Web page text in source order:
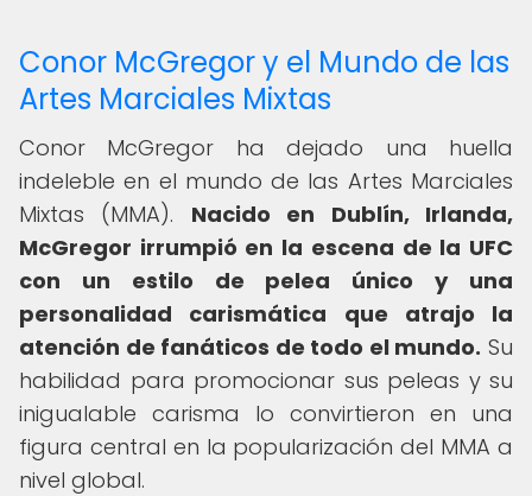
Conor McGregor y el Mundo de las
Artes Marciales Mixtas
Conor McGregor ha dejado una huella
indeleble en el mundo de las Artes Marciales
Mixtas (MMA). Nacido en Dublín, Irlanda,
McGregor irrumpió en la escena de la UFC
con un estilo de pelea único y una
personalidad carismática que atrajo la
atención de fanáticos de todo el mundo. Su
habilidad para promocionar sus peleas y su
inigualable carisma lo convirtieron en una
figura central en la popularización del MMA a
nivel global.